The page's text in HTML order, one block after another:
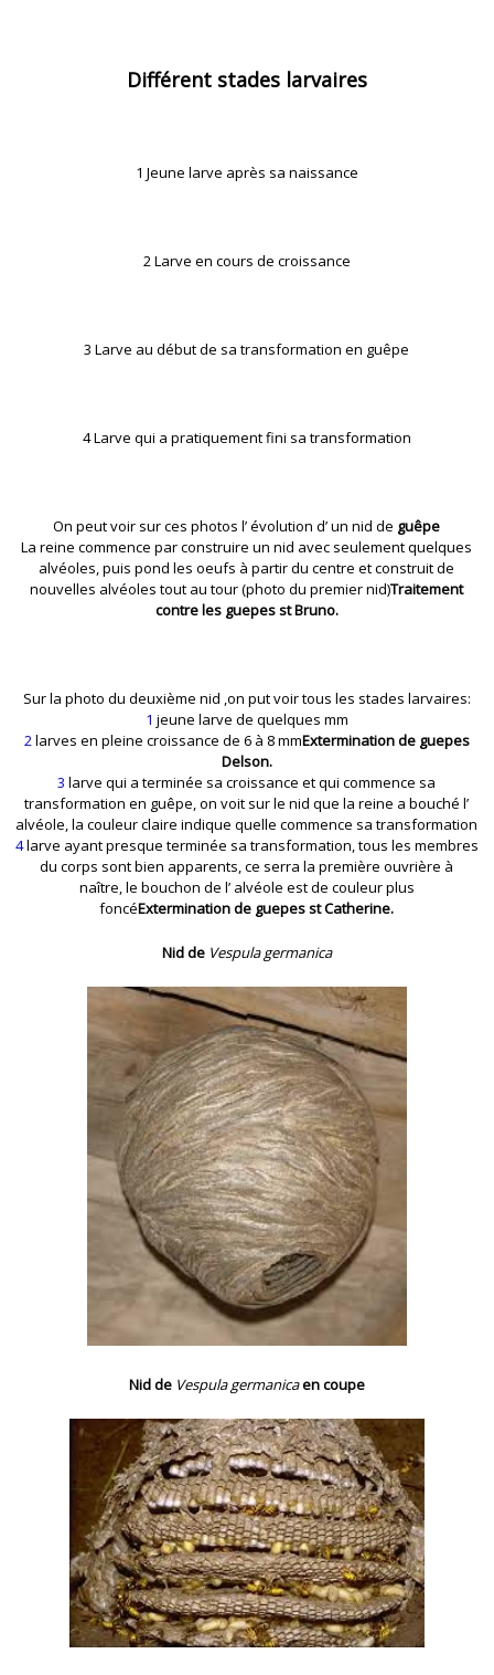
Différent stades larvaires
1 Jeune larve après sa naissance
2 Larve en cours de croissance
3 Larve au début de sa transformation en guêpe
4 Larve qui a pratiquement fini sa transformation
On peut voir sur ces photos l’ évolution d’ un nid de guêpe
La reine commence par construire un nid avec seulement quelques
alvéoles, puis pond les oeufs à partir du centre et construit de
nouvelles alvéoles tout au tour (photo du premier nid)Traitement
contre les guepes st Bruno.
Sur la photo du deuxième nid ,on put voir tous les stades larvaires:
1 jeune larve de quelques mm
2 larves en pleine croissance de 6 à 8 mmExtermination de guepes
Delson.
3 larve qui a terminée sa croissance et qui commence sa
transformation en guêpe, on voit sur le nid que la reine a bouché l’
alvéole, la couleur claire indique quelle commence sa transformation
4larve ayant presque terminée sa transformation, tous les membres
du corps sont bien apparents, ce serra la première ouvrière à
naître, le bouchon de l’ alvéole est de couleur plus
foncéExtermination de guepes st Catherine.
Nid de Vespula germanica
Nid de Vespula germanicaen coupe